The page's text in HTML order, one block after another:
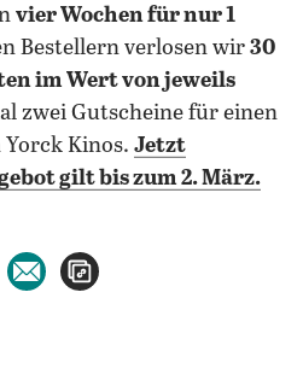
vier Wochen für nur 1
Bestellern verlosen wir 30
im Wert von jeweils
zwei Gutscheine für einen
Kinos. Jetzt
gilt bis zum 2. März.
teilen
per WhatsApp teilen
per E-Mail teilen